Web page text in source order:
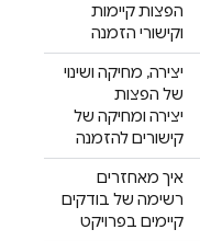
הפצות קיימות
וקישורי הזמנה
יצירה, מחיקה ושינוי
של הפצות
יצירה ומחיקה של
קישורים להזמנה
איך מאחזרים
רשימה של בודקים
קיימים בפרויקט